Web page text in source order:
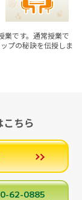
業です。通常授業で
プの秘訣を伝授しま
ちら
62-0885